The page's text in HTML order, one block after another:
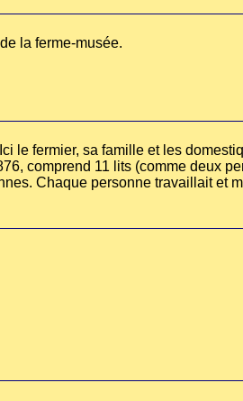
la ferme-musée.
le fermier, sa famille et les
comprend 11 lits (comme deux
Chaque personne travaillait et